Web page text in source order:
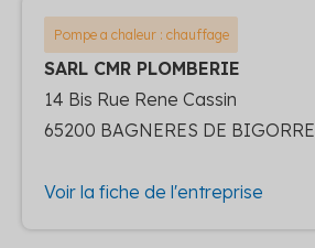
Pompe a chaleur : chauffage
SARL CMR PLOMBERIE
14 Bis Rue Rene Cassin
65200 BAGNERES DE BIGORRE
Voir la fiche de l'entreprise